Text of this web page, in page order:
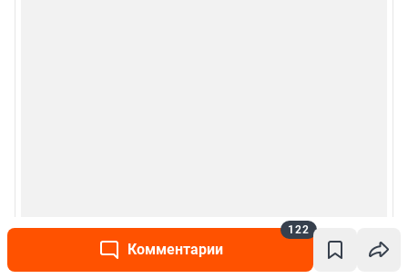
Комментарии
122